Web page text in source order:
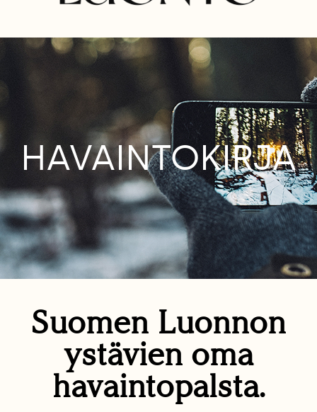
HAVAINTOKIRJA
Suomen Luonnon
ystävien oma
havaintopalsta.